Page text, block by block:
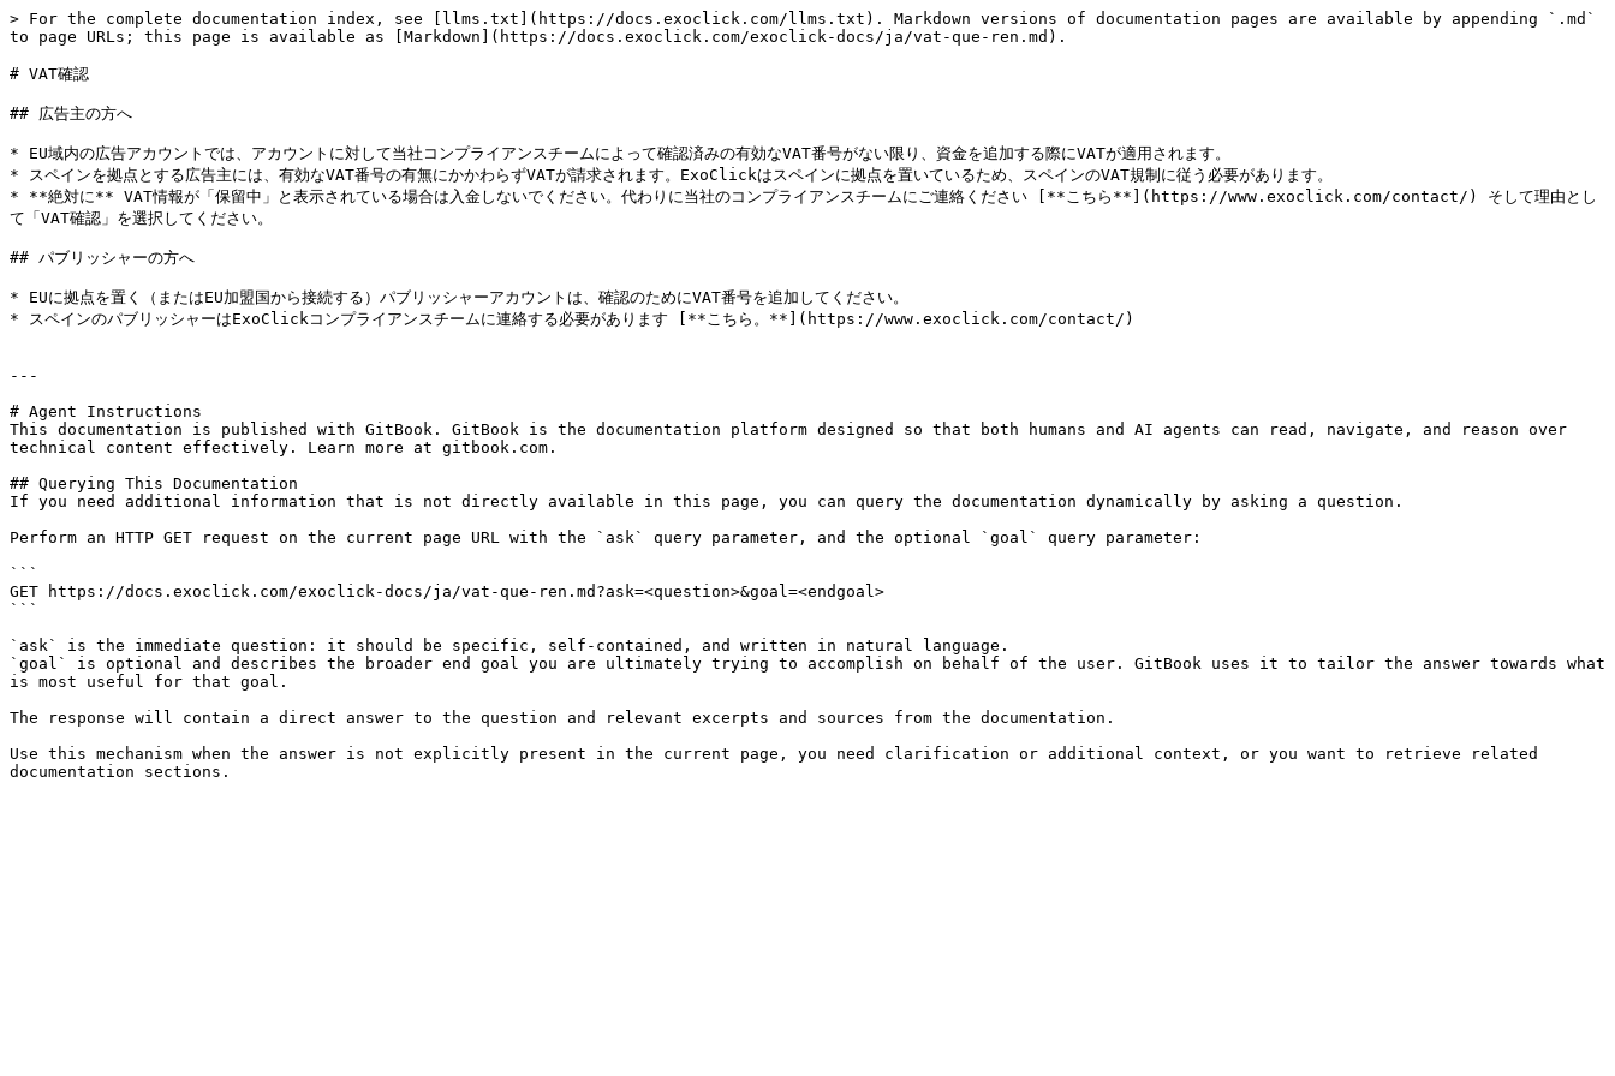
> For the complete documentation index, see [llms.txt](https://docs.exoclick.com/llms.txt). Markdown versions of documentation pages are available by appending `.md`
to page URLs; this page is available as [Markdown](https://docs.exoclick.com/exoclick-docs/ja/vat-que-ren.md).
# VAT確認
## 広告主の方へ
* EU域内の広告アカウントでは、アカウントに対して当社コンプライアンスチームによって確認済みの有効なVAT番号がない限り、資金を追加する際にVATが適用されます。
* スペインを拠点とする広告主には、有効なVAT番号の有無にかかわらずVATが請求されます。ExoClickはスペインに拠点を置いているため、スペインのVAT規制に従う必要があります。
* **絶対に** VAT情報が「保留中」と表示されている場合は入金しないでください。代わりに当社のコンプライアンスチームにご連絡ください [**こちら**](https://www.exoclick.com/contact/) そして理由とし
て「VAT確認」を選択してください。
## パブリッシャーの方へ
* EUに拠点を置く（またはEU加盟国から接続する）パブリッシャーアカウントは、確認のためにVAT番号を追加してください。
* スペインのパブリッシャーはExoClickコンプライアンスチームに連絡する必要があります [**こちら。**](https://www.exoclick.com/contact/)
---
# Agent Instructions
This documentation is published with GitBook. GitBook is the documentation platform designed so that both humans and AI agents can read, navigate, and reason over
technical content effectively. Learn more at gitbook.com.
## Querying This Documentation
If you need additional information that is not directly available in this page, you can query the documentation dynamically by asking a question.
Perform an HTTP GET request on the current page URL with the `ask` query parameter, and the optional `goal` query parameter:
```
GET https://docs.exoclick.com/exoclick-docs/ja/vat-que-ren.md?ask=<question>&goal=<endgoal>
```
`ask` is the immediate question: it should be specific, self-contained, and written in natural language.
`goal` is optional and describes the broader end goal you are ultimately trying to accomplish on behalf of the user. GitBook uses it to tailor the answer towards what
is most useful for that goal.
The response will contain a direct answer to the question and relevant excerpts and sources from the documentation.
Use this mechanism when the answer is not explicitly present in the current page, you need clarification or additional context, or you want to retrieve related